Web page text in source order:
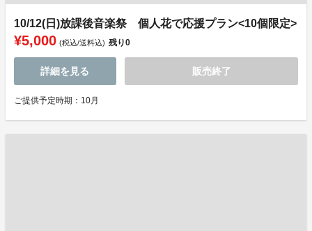
10/12(日)放課後音楽祭 個人花で応援プラン<10個限定>
¥5,000 (税込/送料込) 残り0
詳細を見る 販売終了
ご提供予定時期：10月